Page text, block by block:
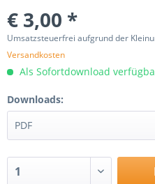
€ 3,00 *
Umsatzsteuerfrei aufgrund der
Versandkosten
Als Sofortdownload
Downloads: